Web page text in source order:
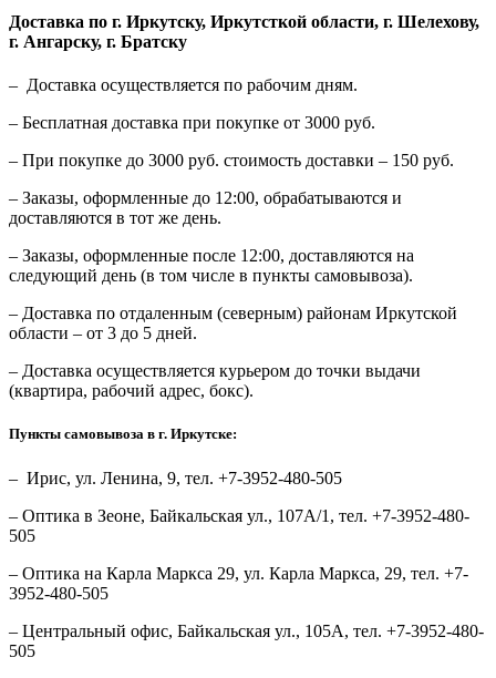
Доставка по г. Иркутску, Иркутсткой области, г. Шелехову,
г. Ангарску, г. Братску
– Доставка осуществляется по рабочим дням.
– Бесплатная доставка при покупке от 3000 руб.
– При покупке до 3000 руб. стоимость доставки – 150 руб.
– Заказы, оформленные до 12:00, обрабатываются и
доставляются в тот же день.
– Заказы, оформленные после 12:00, доставляются на
следующий день (в том числе в пункты самовывоза).
– Доставка по отдаленным (северным) районам Иркутской
области – от 3 до 5 дней.
– Доставка осуществляется курьером до точки выдачи
(квартира, рабочий адрес, бокс).
Пункты самовывоза в г. Иркутске:
– Ирис, ул. Ленина, 9, тел. +7-3952-480-505
– Оптика в Зеоне, Байкальская ул., 107А/1, тел. +7-3952-480-
505
– Оптика на Карла Маркса 29, ул. Карла Маркса, 29, тел. +7-
3952-480-505
– Центральный офис, Байкальская ул., 105А, тел. +7-3952-480-
505